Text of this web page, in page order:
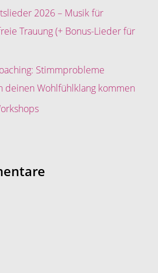
2026 – Musik für
Trauung (+ Bonus-Lieder für
Stimmprobleme
deinen Wohlfühlklang kommen